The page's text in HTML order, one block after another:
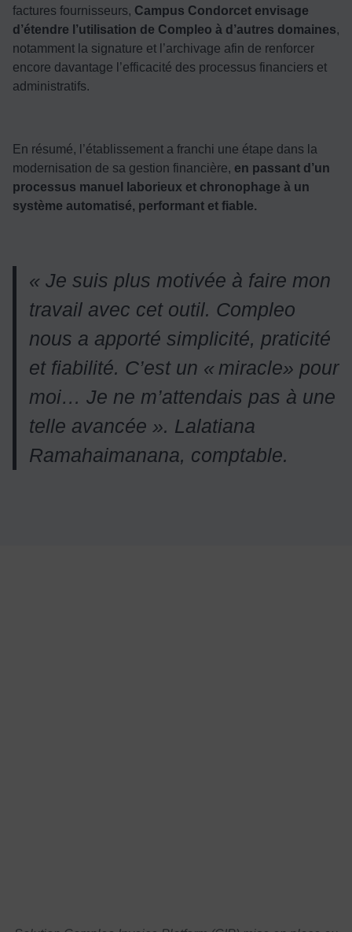
factures fournisseurs, Campus Condorcet envisage
d’étendre l’utilisation de Compleo à d’autres domaines,
notamment la signature et l’archivage afin de renforcer
encore davantage l’efficacité des processus financiers et
administratifs.
En résumé, l’établissement a franchi une étape dans la
modernisation de sa gestion financière, en passant d’un
processus manuel laborieux et chronophage à un
système automatisé, performant et fiable.
« Je suis plus motivée à faire mon
travail avec cet outil. Compleo
nous a apporté simplicité, praticité
et fiabilité. C’est un « miracle» pour
moi… Je ne m’attendais pas à une
telle avancée ». Lalatiana
Ramahaimanana, comptable.